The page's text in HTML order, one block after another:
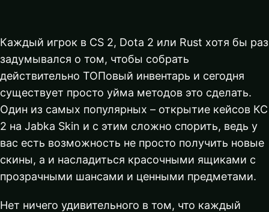
Каждый игрок в CS 2, Dota 2 или Rust хотя бы раз
задумывался о том, чтобы собрать
действительно ТОПовый инвентарь и сегодня
существует просто уйма методов это сделать.
Один из самых популярных – открытие кейсов КС
2 на Jabka Skin и с этим сложно спорить, ведь у
вас есть возможность не просто получить новые
скины, а и насладиться красочными ящиками с
прозрачными шансами и ценными предметами.
Нет ничего удивительного в том, что каждый